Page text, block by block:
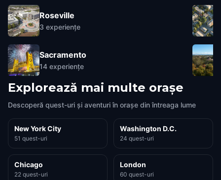
Roseville
3 experiențe
Sacramento
14 experiențe
Explorează mai multe orașe
Descoperă quest-uri și aventuri în orașe din întreaga lume
New York City
51 quest-uri
Washington D.C.
24 quest-uri
Chicago
22 quest-uri
London
60 quest-uri